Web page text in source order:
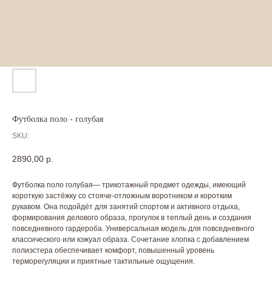
Футболка поло - голубая
SKU:
2890,00 р.
Футболка поло голубая— трикотажный предмет одежды, имеющий
короткую застёжку со стояче-отложным воротником и коротким
рукавом. Она подойдёт для занятий спортом и активного отдыха,
формирования делового образа, прогулок в теплый день и создания
повседневного гардероба. Универсальная модель для повседневного
классического или кэжуал образа. Сочетание хлопка с добавлением
полиэстера обеспечивает комфорт, повышенный уровень
терморегуляции и приятные тактильные ощущения.